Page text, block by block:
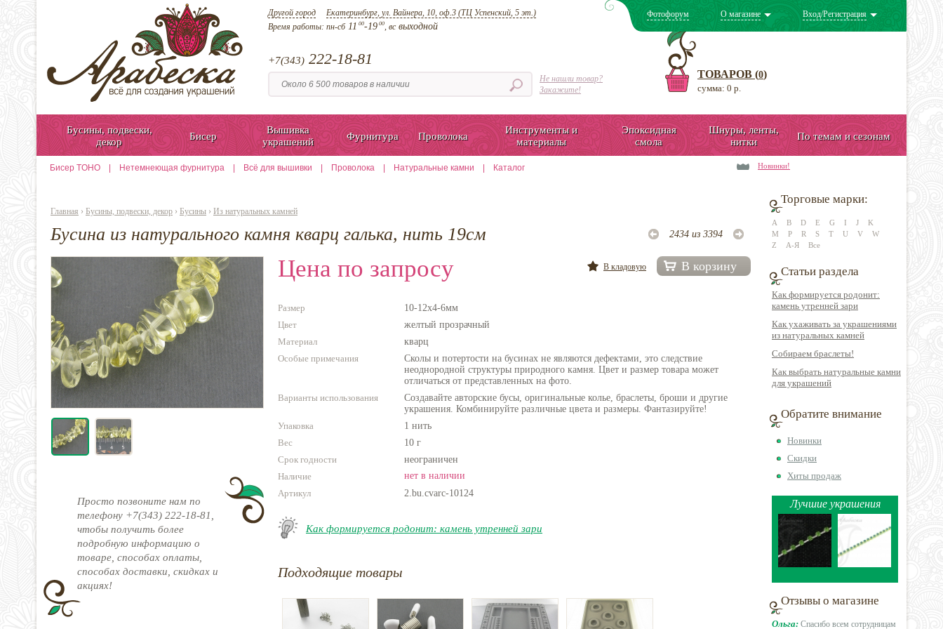
Другой город Екатеринбург, ул. Вайнера, 10, оф.3 (ТЦ Успенский, 5 эт.)
Время работы: пн-сб11 00-19 00, всвыходной
+7(343) 222-18-81
Не нашли товар?
Закажите!
Фотофорум О магазине Вход/Регистрация
ТОВАРОВ (0)
сумма: 0 р.
Бусины, подвески,
декор
Бисер
Вышивка
украшений
Фурнитура Проволока
Инструменты и
материалы
Эпоксидная
смола
Шнуры, ленты,
нитки
По темам и сезонам
Бисер TOHO Нетемнеющая фурнитура Всё для вышивки Проволока Натуральные камни Каталог Новинки!
Главная › Бусины, подвески, декор › Бусины › Из натуральных камней
Бусина из натурального камня кварц галька, нить 19см 2434 из 3394
Просто позвоните нам по
телефону +7(343) 222-18-81,
чтобы получить более
подробную информацию о
товаре, способах оплаты,
способах доставки, скидках и
акциях!
Цена по запросу В корзину
В кладовую
Размер
10-12х4-6мм
Цвет
желтый прозрачный
Материал
кварц
Особые примечания
Сколы и потертости на бусинах не являются дефектами, это следствие
неоднородной структуры природного камня. Цвет и размер товара может
отличаться от представленных на фото.
Варианты использования
Создавайте авторские бусы, оригинальные колье, браслеты, броши и другие
украшения. Комбинируйте различные цвета и размеры. Фантазируйте!
Упаковка
1 нить
Вес
10 г
Срок годности
неограничен
Наличие
нет в наличии
Артикул
2.bu.cvarc-10124
Как формируется родонит: камень утренней зари
Подходящие товары
Торговые марки:
A B D E G I J
K
M
P R S T U V
W
Z
А-Я Все
Статьи раздела
Как формируется родонит:
камень утренней зари
Как ухаживать за украшениями
из натуральных камней
Собираем браслеты!
Как выбрать натуральные камни
для украшений
Обратите внимание
Новинки
Скидки
Хиты продаж
Лучшие украшения
Отзывы о магазине
Ольга: Спасибо всем сотрудницам